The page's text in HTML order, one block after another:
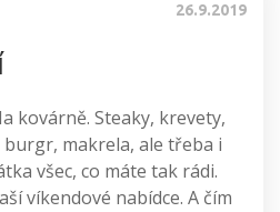
26.9.2019
kovárně. Steaky, krevety,
makrela, ale třeba i
všec, co máte tak rádi.
víkendové nabídce. A čím